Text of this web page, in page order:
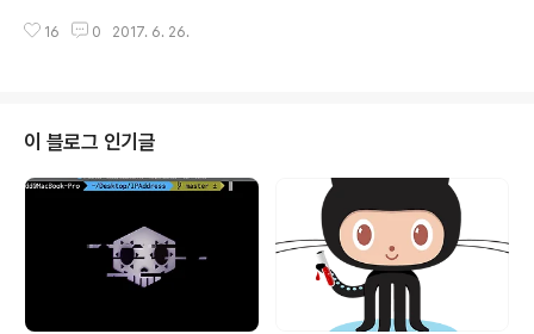
고 "다듬기"버튼을 누르면, 저 활성화된 부분만 남게됩니
화. 그나라의 실정에 맞추어서 수정하는걸 로컬라이징이라
까요?"라는 질문이었나..?그래서 어떤분이 대답하셨는데,
로컬라이징이 쉽다 ~~ 막 이런이야기를 하시더라구요. 탭
바의 레이블이 뭔지 모르시는 분들을 위해 탭바의 아이콘
밑에 있는 글씨가 레이블(label)입니다. 페이스북은 지금
레이블이 사라진 상태라는데 제가 페북을 안해서..ㅎㅎ근
데 딱 웹툰이 생각나더..
16 0 2017. 6. 26.
이 블로그 인기글